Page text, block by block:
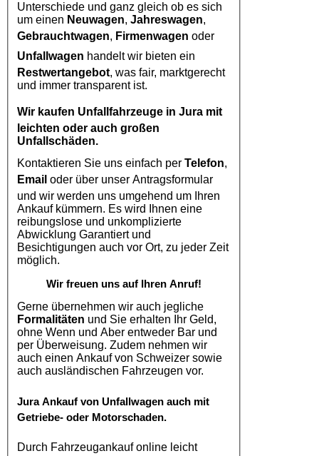
Unterschiede und ganz gleich ob es sich
um einen Neuwagen, Jahreswagen,
Gebrauchtwagen, Firmenwagen oder
Unfallwagen
handelt wir bieten ein
Restwertangebot, was fair, marktgerecht
und immer transparent ist.
Wir kaufen Unfallfahrzeuge in Jura mit
leichten oder auch großen
Unfallschäden.
Kontaktieren Sie uns einfach per Telefon,
Email oder über unser Antragsformular
und wir werden uns umgehend um Ihren
Ankauf kümmern. Es wird Ihnen eine
reibungslose und unkomplizierte
Abwicklung Garantiert und
Besichtigungen auch vor Ort, zu jeder Zeit
möglich.
Wir freuen uns auf Ihren Anruf!
Gerne übernehmen wir auch jegliche
Formalitäten und Sie erhalten Ihr Geld,
ohne Wenn und Aber entweder Bar und
per Überweisung. Zudem nehmen wir
auch einen Ankauf von Schweizer sowie
auch ausländischen Fahrzeugen vor.
JuraAnkauf von Unfallwagen auch mit
Getriebe- oder Motorschaden.
Durch Fahrzeugankauf online leicht